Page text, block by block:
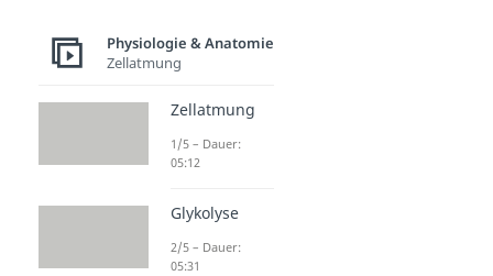
Physiologie & Anatomie
Zellatmung
Zellatmung
1/5 – Dauer:
05:12
Glykolyse
2/5 – Dauer:
05:31